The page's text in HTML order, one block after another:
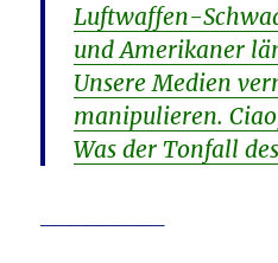
Luftwaffen-
und Amerikaner
Unsere Medien
manipulieren.
Was der Tonfall